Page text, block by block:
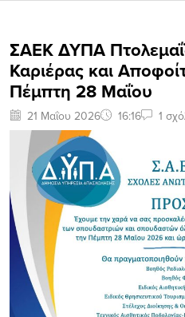
ΣΑΕΚ ΔΥΠΑ
Καριέρας και
Πέμπτη 28 Μαΐου
21 Μαΐου 2026 16:16 1